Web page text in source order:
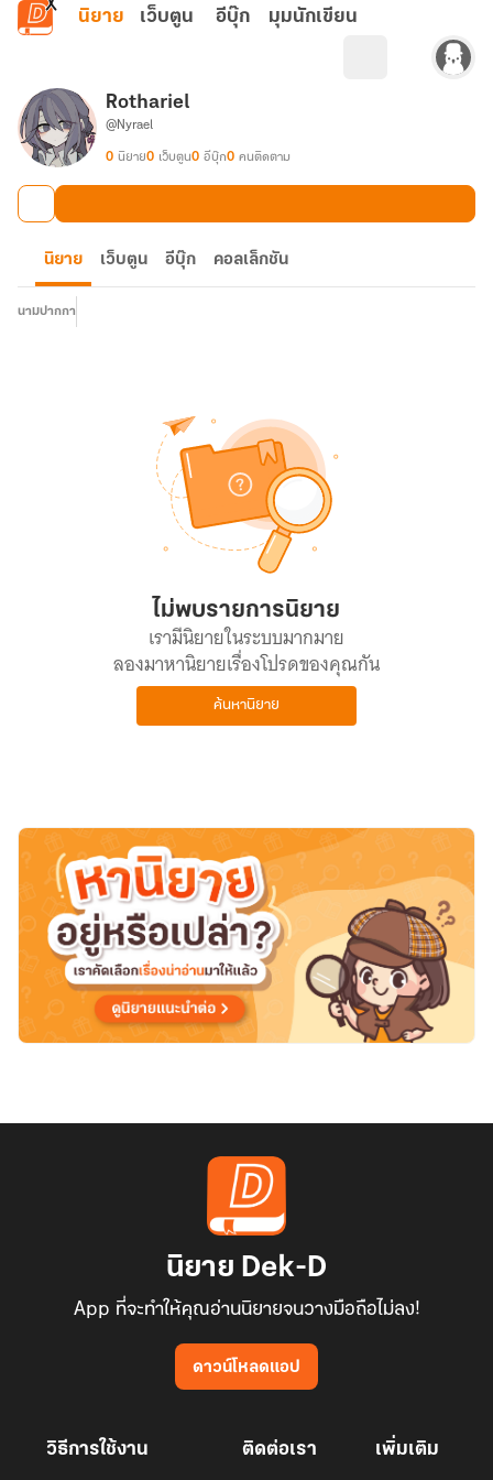
ข้ามไปยังเนื้อหาหลัก
นิยาย เว็บตูน อีบุ๊ก มุมนักเขียน
Rothariel
@Nyrael
0 นิยาย0 เว็บตูน0 อีบุ๊ก0 คนติดตาม
นิยาย เว็บตูน อีบุ๊ก คอลเล็กชัน
นามปากกา
ไม่พบรายการนิยาย
เรามีนิยายในระบบมากมาย
ลองมาหานิยายเรื่องโปรดของคุณกัน
ค้นหานิยาย
นิยาย Dek-D
App ที่จะทำให้คุณอ่านนิยายจนวางมือถือไม่ลง!
ดาวน์โหลดแอป
วิธีการใช้งาน ติดต่อเรา เพิ่มเติม